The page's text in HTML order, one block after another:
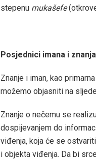
stepenu mukašefe
Posjednici imana i znanja
Znanje i iman, kao
možemo objasniti na
Znanje o nečemu se
dospijevanjem do
viđenja, koja će se
i objekta viđenja. Da bi